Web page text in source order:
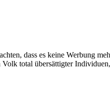
dass es keine Werbung
Volk total übersättigter